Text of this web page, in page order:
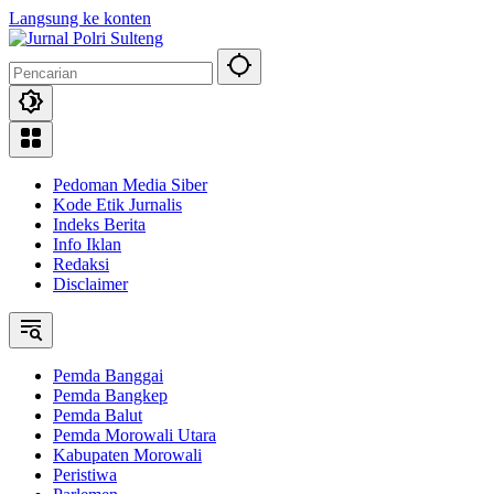
Langsung ke konten
Pedoman Media Siber
Kode Etik Jurnalis
Indeks Berita
Info Iklan
Redaksi
Disclaimer
Pemda Banggai
Pemda Bangkep
Pemda Balut
Pemda Morowali Utara
Kabupaten Morowali
Peristiwa